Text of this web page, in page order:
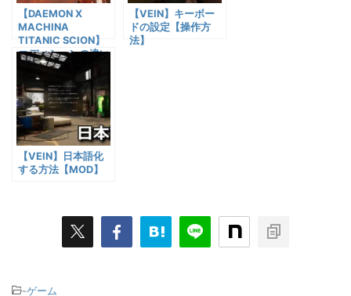
【DAEMON X
MACHINA
TITANIC SCION】
エディションの違い
【特典比較】
【VEIN】キーボー
ドの設定【操作方
法】
【VEIN】日本語化
する方法【MOD】
-ゲーム